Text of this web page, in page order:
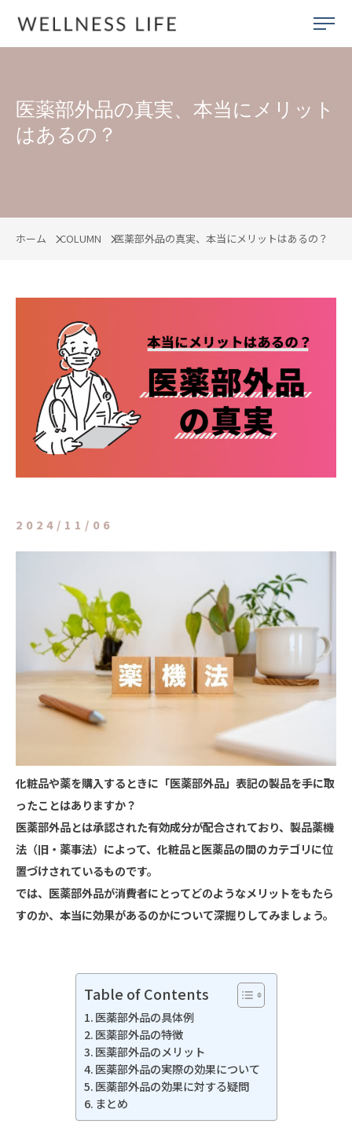
医薬部外品の真実、本当にメリット
はあるの？
ホーム COLUMN 医薬部外品の真実、本当にメリットはあるの？
2024/11/06
化粧品や薬を購入するときに「医薬部外品」表記の製品を手に取
ったことはありますか？
医薬部外品とは承認された有効成分が配合されており、製品薬機
法（旧・薬事法）によって、化粧品と医薬品の間のカテゴリに位
置づけされているものです。
では、医薬部外品が消費者にとってどのようなメリットをもたら
すのか、本当に効果があるのかについて深掘りしてみましょう。
Table of Contents
医薬部外品の具体例
医薬部外品の特徴
医薬部外品のメリット
医薬部外品の実際の効果について
医薬部外品の効果に対する疑問
まとめ